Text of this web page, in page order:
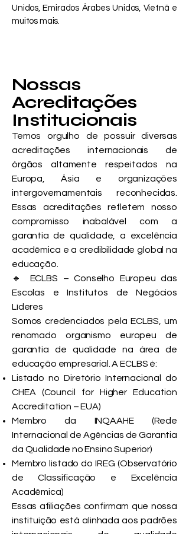
Unidos, Emirados Árabes Unidos, Vietnã e
muitos mais.
Nossas
Acreditações
Institucionais
Temos orgulho de possuir diversas
acreditações internacionais de
órgãos altamente respeitados na
Europa, Ásia e organizações
intergovernamentais reconhecidas.
Essas acreditações refletem nosso
compromisso inabalável com a
garantia de qualidade, a excelência
acadêmica e a credibilidade global na
educação.
🔹 ECLBS – Conselho Europeu das
Escolas e Institutos de Negócios
Líderes
Somos credenciados pela ECLBS, um
renomado organismo europeu de
garantia de qualidade na área de
educação empresarial. A ECLBS é:
Listado no Diretório Internacional do
CHEA (Council for Higher Education
Accreditation – EUA)
Membro da INQAAHE (Rede
Internacional de Agências de Garantia
da Qualidade no Ensino Superior)
Membro listado do IREG (Observatório
de Classificação e Excelência
Acadêmica)
Essas afiliações confirmam que nossa
instituição está alinhada aos padrões